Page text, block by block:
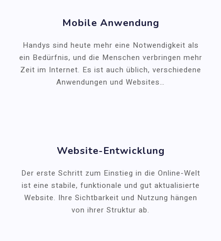
Mobile Anwendung
Handys sind heute mehr eine Notwendigkeit als
ein Bedürfnis, und die Menschen verbringen mehr
Zeit im Internet. Es ist auch üblich, verschiedene
Anwendungen und Websites…
Website-Entwicklung
Der erste Schritt zum Einstieg in die Online-Welt
ist eine stabile, funktionale und gut aktualisierte
Website. Ihre Sichtbarkeit und Nutzung hängen
von ihrer Struktur ab.